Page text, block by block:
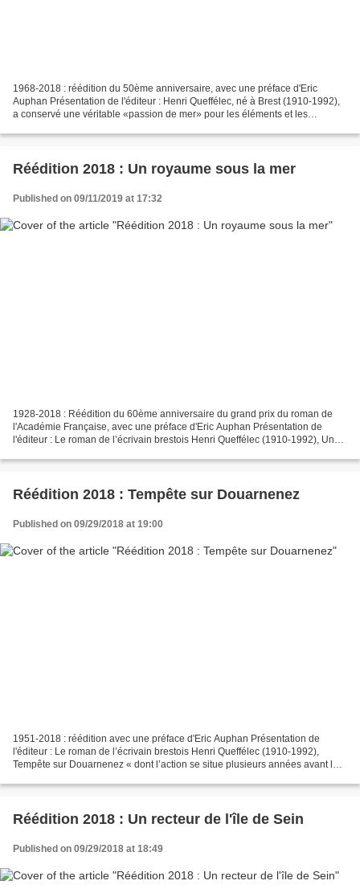
1968-2018 : réédition du 50ème anniversaire, avec une préface d'Eric
Auphan Présentation de l'éditeur : Henri Queffélec, né à Brest (1910-1992),
a conservé une véritable «passion de mer» pour les éléments et les
Réédition 2018 : Un royaume sous la mer
Published on 09/11/2019 at 17:32
1928-2018 : Réédition du 60ème anniversaire du grand prix du roman de
l'Académie Française, avec une préface d'Eric Auphan Présentation de
l'éditeur : Le roman de l’écrivain brestois Henri Queffélec (1910-1992), Un
Réédition 2018 : Tempête sur Douarnenez
Published on 09/29/2018 at 19:00
1951-2018 : réédition avec une préface d'Eric Auphan Présentation de
l'éditeur : Le roman de l’écrivain brestois Henri Queffélec (1910-1992),
Tempête sur Douarnenez « dont l’action se situe plusieurs années avant la
Réédition 2018 : Un recteur de l'île de Sein
Published on 09/29/2018 at 18:49